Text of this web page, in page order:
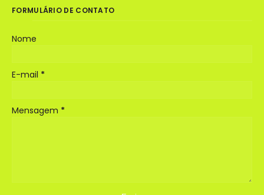
FORMULÁRIO DE CONTATO
Nome
E-mail *
Mensagem *